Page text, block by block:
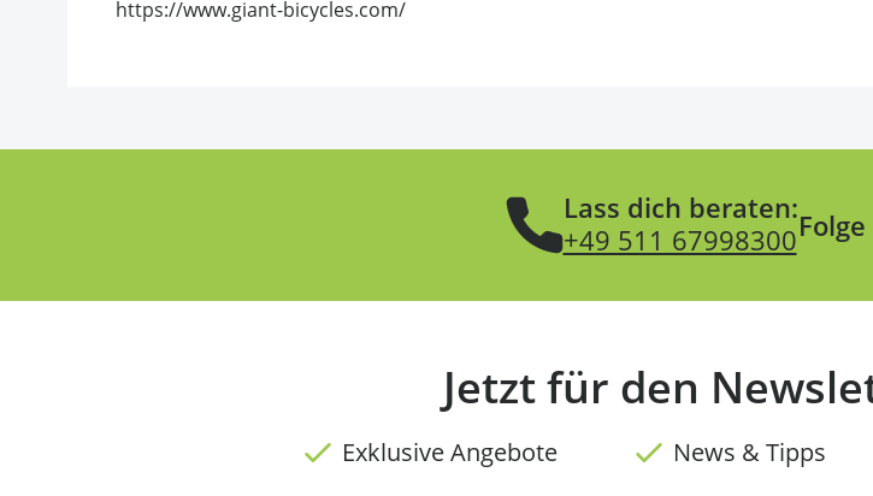
https://www.giant-bicycles.com/
Lass dich beraten:
+49 511 67998300
Jetzt für den
Exklusive Angebote News & Tipps